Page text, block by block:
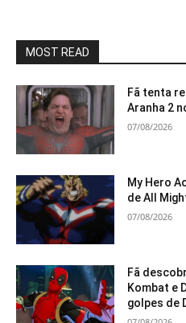
MOST READ
Fã tenta
Aranha 2
07/08/2026
My Hero
de All
07/08/2026
Fã
Kombat e
golpes de